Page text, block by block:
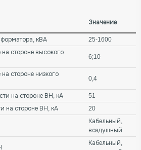
Значение
кВА
25-1600
стороне высокого
6;10
стороне низкого
0,4
на стороне ВН, кА
51
на стороне ВН, кА
20
Кабельный,
воздушный
Кабельный,